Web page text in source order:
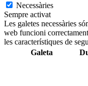
Necessàries
Sempre activat
Les galetes necessàries
web funcioni
les característiques de
Galeta